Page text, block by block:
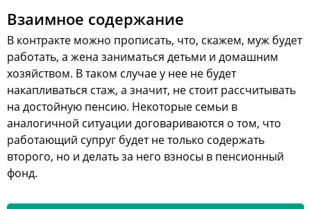
Взаимное содержание
В контракте можно прописать, что, скажем, муж будет
работать, а жена заниматься детьми и домашним
хозяйством. В таком случае у нее не будет
накапливаться стаж, а значит, не стоит рассчитывать
на достойную пенсию. Некоторые семьи в
аналогичной ситуации договариваются о том, что
работающий супруг будет не только содержать
второго, но и делать за него взносы в пенсионный
фонд.